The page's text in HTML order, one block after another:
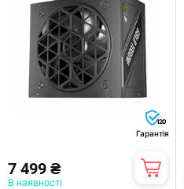
120
Гарантія
7 499 ₴
В наявності